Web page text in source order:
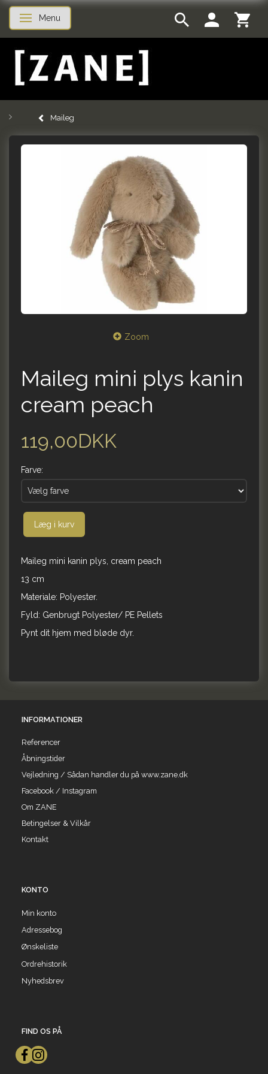
Skifte navigation
Menu
Maileg
Zoom
Maileg mini plys kanin
cream peach
119,00DKK
Farve:
Læg i kurv
Maileg mini kanin plys, cream peach
13 cm
Materiale: Polyester.
Fyld: Genbrugt Polyester/ PE Pellets
Pynt dit hjem med bløde dyr.
INFORMATIONER
Referencer
Åbningstider
Vejledning / Sådan handler du på www.zane.dk
Facebook / Instagram
Om ZANE
Betingelser & Vilkår
Kontakt
KONTO
Min konto
Adressebog
Ønskeliste
Ordrehistorik
Nyhedsbrev
FIND OS PÅ